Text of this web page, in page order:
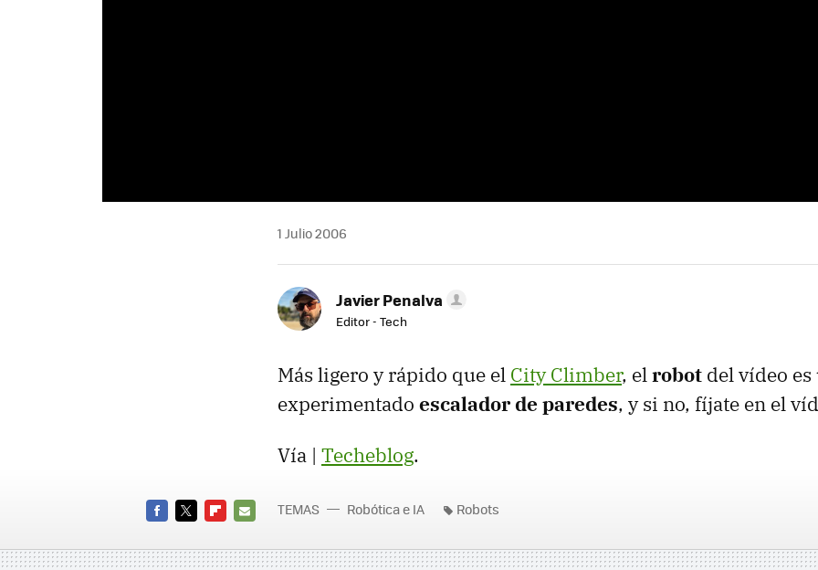
1 Julio 2006
Javier Penalva
Editor - Tech
Más ligero y rápido que el City Climber, elrobot del vídeo es
experimentado escalador de paredes, y si no, fíjate en el
Vía | Techeblog.
MAIL
TEMAS Robótica e IA Robots